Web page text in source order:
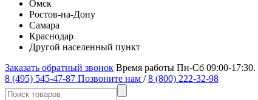
Омск
Ростов-на-Дону
Самара
Краснодар
Другой населенный пункт
Заказать обратный звонок Время работы Пн-Сб 09:00-
8 (495) 545-47-87 Позвоните нам / 8 (800) 222-32-98